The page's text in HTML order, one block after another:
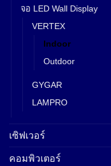
จอ LED Wall Display
VERTEX
Indoor
Outdoor
GYGAR
LAMPRO
เซิฟเวอร์
คอมพิวเตอร์